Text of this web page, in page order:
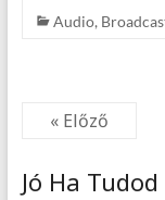
Audio,
« Előző
Jó Ha Tudod